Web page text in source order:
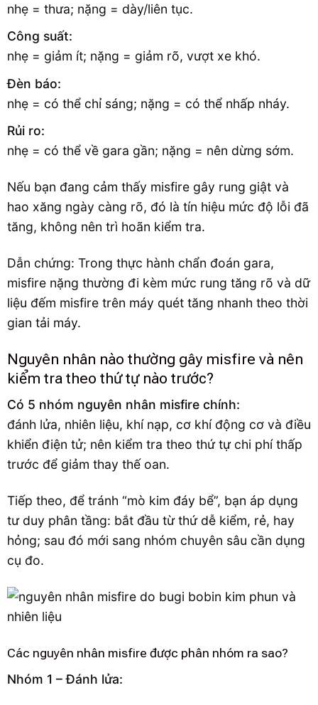
nhẹ = thưa; nặng = dày/liên tục.
Công suất:
nhẹ = giảm ít; nặng = giảm rõ, vượt xe khó.
Đèn báo:
nhẹ = có thể chỉ sáng; nặng = có thể nhấp nháy.
Rủi ro:
nhẹ = có thể về gara gần; nặng = nên dừng sớm.
Nếu bạn đang cảm thấy misfire gây rung giật và
hao xăng ngày càng rõ, đó là tín hiệu mức độ lỗi đã
tăng, không nên trì hoãn kiểm tra.
Dẫn chứng: Trong thực hành chẩn đoán gara,
misfire nặng thường đi kèm mức rung tăng rõ và dữ
liệu đếm misfire trên máy quét tăng nhanh theo thời
gian tải máy.
Nguyên nhân nào thường gây misfire và nên
kiểm tra theo thứ tự nào trước?
Có 5 nhóm nguyên nhân misfire chính:
đánh lửa, nhiên liệu, khí nạp, cơ khí động cơ và điều
khiển điện tử; nên kiểm tra theo thứ tự chi phí thấp
trước để giảm thay thế oan.
Tiếp theo, để tránh “mò kim đáy bể”, bạn áp dụng
tư duy phân tầng: bắt đầu từ thứ dễ kiểm, rẻ, hay
hỏng; sau đó mới sang nhóm chuyên sâu cần dụng
cụ đo.
Các nguyên nhân misfire được phân nhóm ra sao?
Nhóm 1 – Đánh lửa: